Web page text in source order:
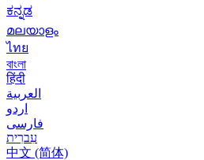
ಕನ್ನಡ
മലയാളം
ไทย
বাংলা
हिंदी
العربية
اردو
فارسی
עִברִית
中文 (简体)